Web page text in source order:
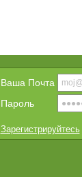
Вашa Почта
Пароль
Зарегистрируйтесь